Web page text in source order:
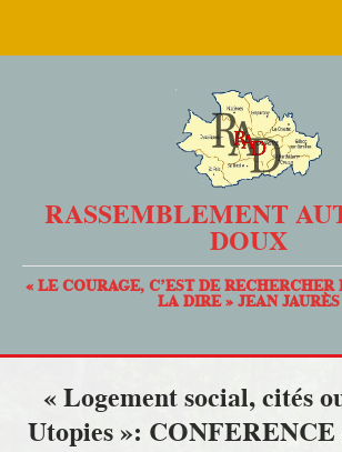
RASSEMBLEMENT
DOUX
« LE COURAGE, C’EST DE
LA DIRE » JEAN JAURÈS
« Logement social, cités
Utopies »: